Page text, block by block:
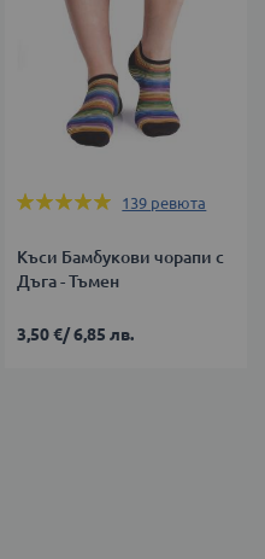
Оценка:
139 ревюта
Къси Бамбукови чорапи с
Дъга - Тъмен
3,50 €/6,85 лв.